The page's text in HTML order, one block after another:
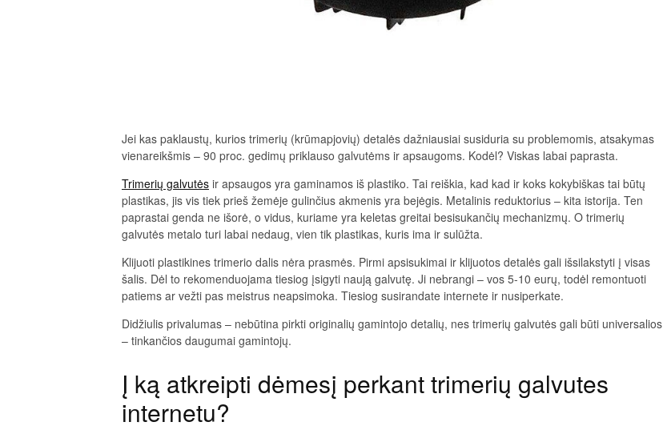
Jei kas paklaustų, kurios trimerių (krūmapjovių) detalės dažniausiai susiduria su problemomis, atsakymas
vienareikšmis – 90 proc. gedimų priklauso galvutėms ir apsaugoms. Kodėl? Viskas labai paprasta.
Trimerių galvutės ir apsaugos yra gaminamos iš plastiko. Tai reiškia, kad kad ir koks kokybiškas tai būtų
plastikas, jis vis tiek prieš žemėje gulinčius akmenis yra bejėgis. Metalinis reduktorius – kita istorija. Ten
paprastai genda ne išorė, o vidus, kuriame yra keletas greitai besisukančių mechanizmų. O trimerių
galvutės metalo turi labai nedaug, vien tik plastikas, kuris ima ir sulūžta.
Klijuoti plastikines trimerio dalis nėra prasmės. Pirmi apsisukimai ir klijuotos detalės gali išsilakstyti į visas
šalis. Dėl to rekomenduojama tiesiog įsigyti naują galvutę. Ji nebrangi – vos 5-10 eurų, todėl remontuoti
patiems ar vežti pas meistrus neapsimoka. Tiesiog susirandate internete ir nusiperkate.
Didžiulis privalumas – nebūtina pirkti originalių gamintojo detalių, nes trimerių galvutės gali būti universalios
– tinkančios daugumai gamintojų.
Į ką atkreipti dėmesį perkant trimerių galvutes
internetu?